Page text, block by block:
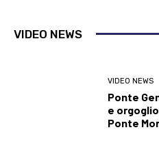
VIDEO NEWS
VIDEO NEWS
Ponte
e
Ponte